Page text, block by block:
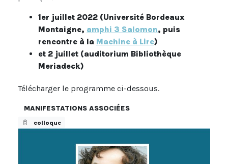
1er juillet 2022 (Université Bordeaux
Montaigne, amphi 3 Salomon, puis
rencontre à la Machine à Lire)
et 2 juillet (auditorium Bibliothèque
Meriadeck)
Télécharger le programme ci-dessous.
MANIFESTATIONS ASSOCIÉES
colloque